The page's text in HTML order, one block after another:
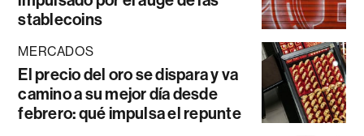
stablecoins
MERCADOS
El precio del oro se dispara y va
camino a su mejor día desde
febrero: qué impulsa el repunte